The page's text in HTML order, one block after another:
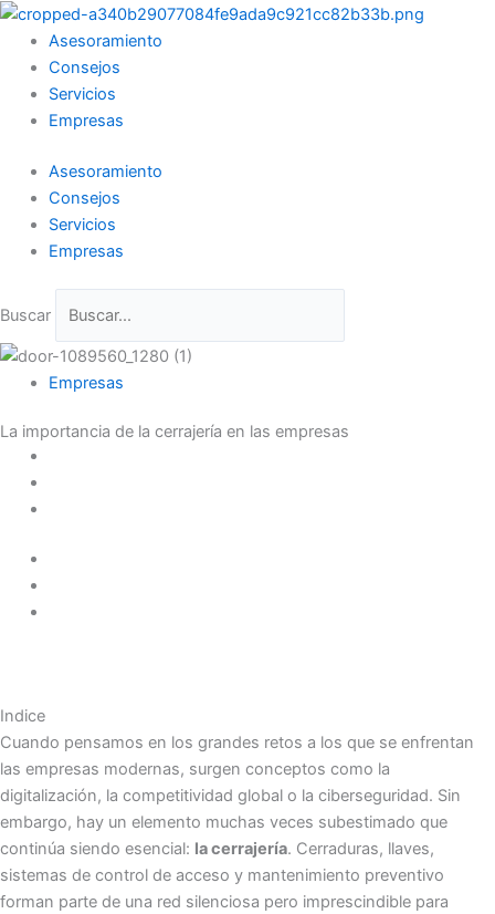
Ir
contenido
Asesoramiento
Consejos
Servicios
Empresas
Asesoramiento
Consejos
Servicios
Empresas
Buscar
Empresas
La importancia de la cerrajería en las empresas
Indice
Cuando pensamos en los grandes retos a los que se enfrentan
las empresas modernas, surgen conceptos como la
digitalización, la competitividad global o la ciberseguridad. Sin
embargo, hay un elemento muchas veces subestimado que
continúa siendo esencial: la cerrajería. Cerraduras, llaves,
sistemas de control de acceso y mantenimiento preventivo
forman parte de una red silenciosa pero imprescindible para